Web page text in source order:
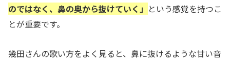
のではなく、鼻の奥から抜けていく」 という感覚を持つこ
とが重要です。
幾田さんの歌い方をよく見ると、鼻に抜けるような甘い音